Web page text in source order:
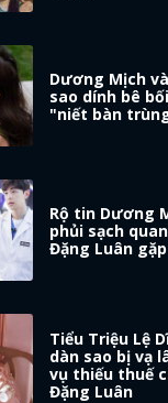
Dương Mịch
sao dính bê
"niết bàn
Rộ tin Dương
phủi sạch
Đặng Luân
Tiểu Triệu Lệ
dàn sao bị vạ
vụ thiếu thuế
Đặng Luân